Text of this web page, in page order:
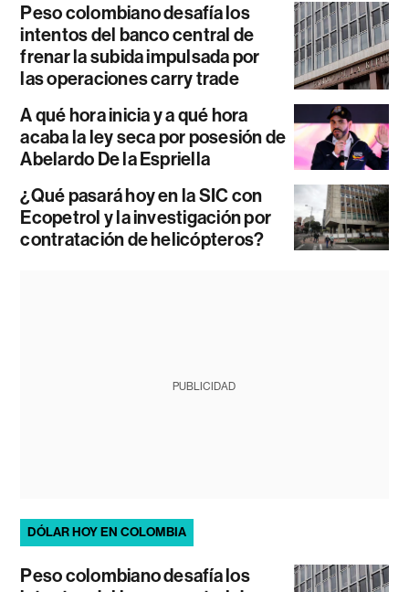
Peso colombiano desafía los
intentos del banco central de
frenar la subida impulsada por
las operaciones carry trade
A qué hora inicia y a qué hora
acaba la ley seca por posesión de
Abelardo De la Espriella
¿Qué pasará hoy en la SIC con
Ecopetrol y la investigación por
contratación de helicópteros?
PUBLICIDAD
DÓLAR HOY EN COLOMBIA
Peso colombiano desafía los